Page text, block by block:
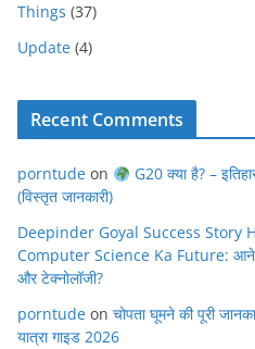
Things (37)
Update (4)
Recent Comments
porntude on
G20 क्या है? –
(विस्तृत जानकारी)
Deepinder Goyal Success
Computer Science Ka Future: आने
और टेक्नोलॉजी?
porntude on चोपता घूमने की पूरी
यात्रा गाइड 2026